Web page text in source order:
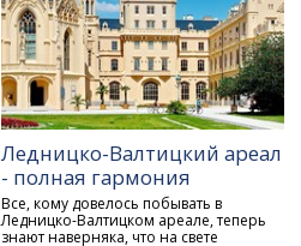
Ледницко-Валтицкий ареал
- полная гармония
Все, кому довелось побывать в
Ледницко-Валтицком ареале, теперь
знают наверняка, что на свете